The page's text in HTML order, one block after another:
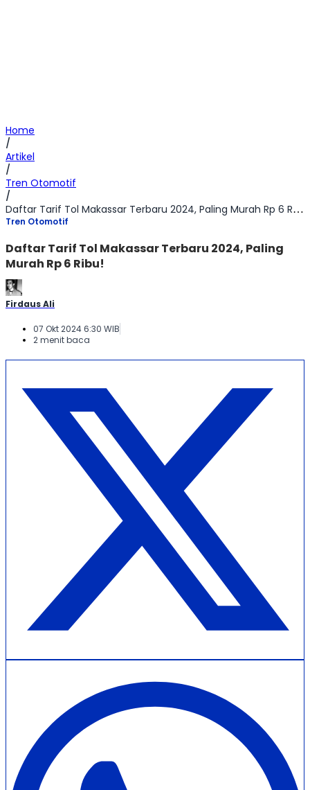
Home
/
Artikel
/
Tren Otomotif
/
Daftar Tarif Tol Makassar Terbaru 2024, Paling Murah Rp 6 Ribu!
Tren Otomotif
Daftar Tarif Tol Makassar Terbaru 2024, Paling
Murah Rp 6 Ribu!
Firdaus Ali
07 Okt 2024 6:30 WIB
2 menit baca